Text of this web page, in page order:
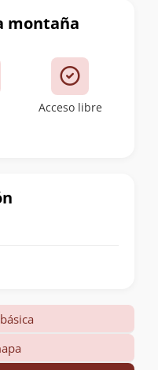
montaña
Acceso libre